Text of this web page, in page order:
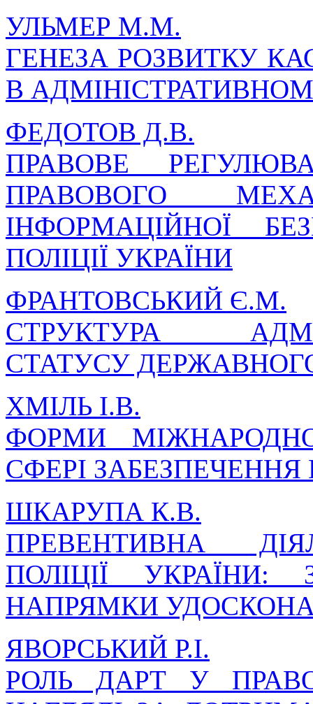
УЛЬМЕР М.М.
ГЕНЕЗА РОЗВИТКУ
В
ФЕДОТОВ Д.В.
ПРАВОВЕ
ПРАВОВОГО
ІНФОРМАЦІЙНОЇ
ПОЛІЦІЇ УКРАЇНИ
ФРАНТОВСЬКИЙ Є.М.
СТРУКТУРА
СТАТУСУ
ХМІЛЬ І.В.
ФОРМИ
СФЕРІ
ШКАРУПА К.В.
ПРЕВЕНТИВНА
ПОЛІЦІЇ УКРАЇНИ:
НАПРЯМКИ
ЯВОРСЬКИЙ Р.І.
РОЛЬ ДАРТ У